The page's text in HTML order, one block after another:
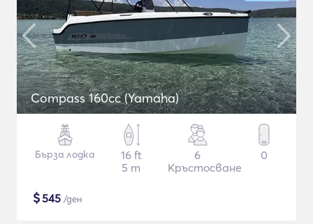
Compass 160cc (Yamaha)
Бърза лодка
16 ft
5 m
6
Кръстосване
0
$545 /ден